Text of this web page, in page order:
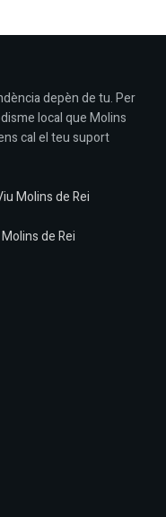
depèn de tu. Per
local que Molins
cal el teu suport
Molins de Rei
de Rei